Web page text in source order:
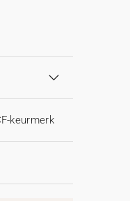
keurmerk